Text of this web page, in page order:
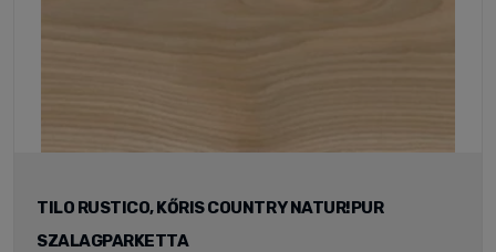
TILO RUSTICO, KŐRIS COUNTRY NATUR!PUR
SZALAGPARKETTA